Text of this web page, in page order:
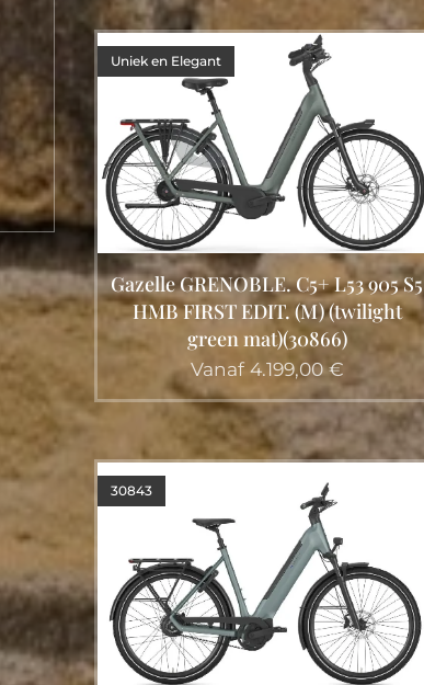
Gazelle GRENOBLE. C5+ L53 905 S5
HMB FIRST EDIT. (M) (twilight
green mat)(30866)
Uniek en Elegant
Vanaf 4.199,00€
30843